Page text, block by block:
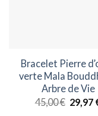
Bracelet Pierre
verte Mala
Arbre de Vie
45,00€ Le
prix
29,97